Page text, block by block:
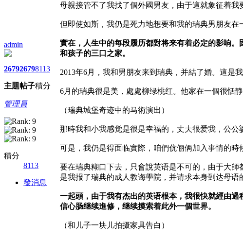
admin
2679
主題
2679
帖子
8113
積分
管理員
積分
8113
發消息
母親接管不了我找了個外國男友，由于這就象征着我
但即使如斯，我仍是死力地想要和我的瑞典男朋友
實在，人生中的每段履历都對将来有着必定的影响
和孩子的三口之家。
2013年6月，我和男朋友来到瑞典，并結了婚。這是
6月的瑞典很是美，處處柳绿桃红。他家在一個很恬
（瑞典城堡奇迹中的马術演出）
那時我和小我感觉是很是幸福的，丈夫很爱我，公公
可是，我仍是得面临實際，咱們伉俪俩加入事情的
要在瑞典糊口下去，只會說英语是不可的，由于大
是我报了瑞典的成人教诲學院，并请求本身到达母语
一起頭，由于我有杰出的英语根本，我很快就經由
信心肠继续進修，继续摸索着此外一個世界。
（和儿子一块儿拍摄家具告白）